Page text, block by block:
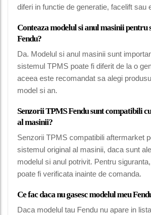
diferi in functie de generatie, facelift sau
Conteaza modelul si anul masinii pentru
Fendu?
Da. Modelul si anul masinii sunt
sistemul TPMS poate fi diferit de la o
aceea este recomandat sa alegi
model si an.
Senzorii TPMS Fendu sunt compatibili
al masinii?
Senzorii TPMS compatibili aftermarket
sistemul original al masinii, daca sunt
modelul si anul potrivit. Pentru
poate fi verificata inainte de comanda.
Ce fac daca nu gasesc modelul meu
Daca modelul tau Fendu nu apare in